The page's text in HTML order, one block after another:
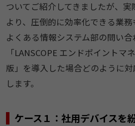
ついてご紹介してきましたが、
より、圧倒的に効率化できる業
よくある情報システム部の問い
「LANSCOPE エンドポイントマ
版」を導入した場合どのように
します。
ケース１：社用デバイスを